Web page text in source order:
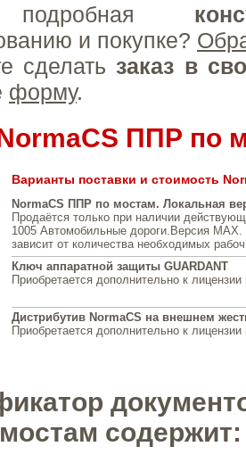
и покупке?
сделать заказ в
форму.
ППР по
Варианты поставки и стоимость
NormaCS ППР по мостам. Локальная
Продаётся только при наличии
1005 Автомобильные дороги.Версия МАХ.
зависит от количества необходимых
Ключ аппаратной защиты GUARDANT
Приобретается дополнительно к лицензии
Дистрибутив NormaCS на внешнем
Приобретается дополнительно к лицензии
содержит: